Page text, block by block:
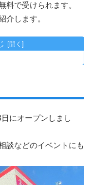
料で受けられます。
介します。
にオープンしまし
談などのイベントにも